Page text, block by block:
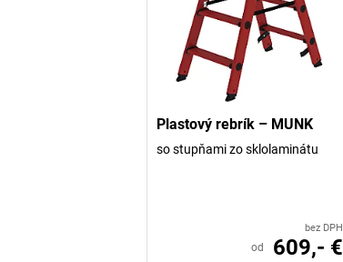
Plastový rebrík – MUNK
so stupňami zo sklolaminátu
bez DPH
od 609,- €